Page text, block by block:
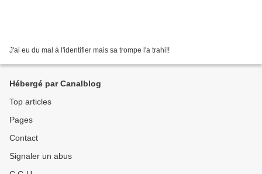
J'ai eu du mal à l'identifier mais sa trompe l'a trahi!!
Hébergé par Canalblog
Top articles
Pages
Contact
Signaler un abus